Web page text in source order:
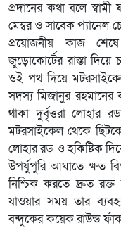
প্রদানের কথা বলে
মেম্বর ও সাবেক প্যানেল
প্রয়োজনীয় কাজ শেষে
জুড়োকোর্টের রাস্তা
ওই পথ দিয়ে মটরসাইকেল
সদস্য মিজানুর রহমানের
থাকা দুর্বৃত্তরা
মটরসাইকেল থেকে
লোহার রড ও হকিষ্টিক
উপর্যুপুরি আঘাতে ক্ষত
নিশ্চিক করতে দ্রুত
যাওয়ার সময় তার
বন্দুকের কয়েক রাউন্ড